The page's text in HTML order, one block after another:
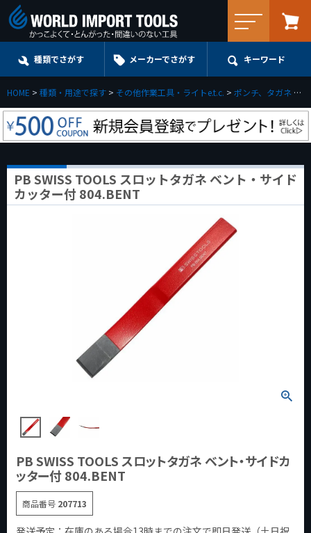
種類でさがす メーカーでさがす キーワード
HOME 種類・用途で探す その他作業工具・ライトe.t.c. ポンチ、タガネ
PB SWISS TOOLS スロットタガネ ベント・サイド
カッター付 804.BENT
PB SWISS TOOLS スロットタガネ ベント・サイドカ
ッター付 804.BENT
商品番号 207713